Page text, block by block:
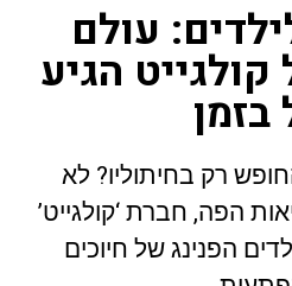
עולם
הגיע
בזמן
רק בחיתוליו? לא
הפה, חברת ‘קולגייט’
הפנינג של חיוכים